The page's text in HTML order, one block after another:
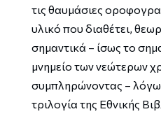
τις θαυμάσιες
υλικό που διαθέτει,
σημαντικά – ίσως το
μνημείο των νεώτερων
συμπληρώνοντας – λόγω
τριλογία της Εθνικής